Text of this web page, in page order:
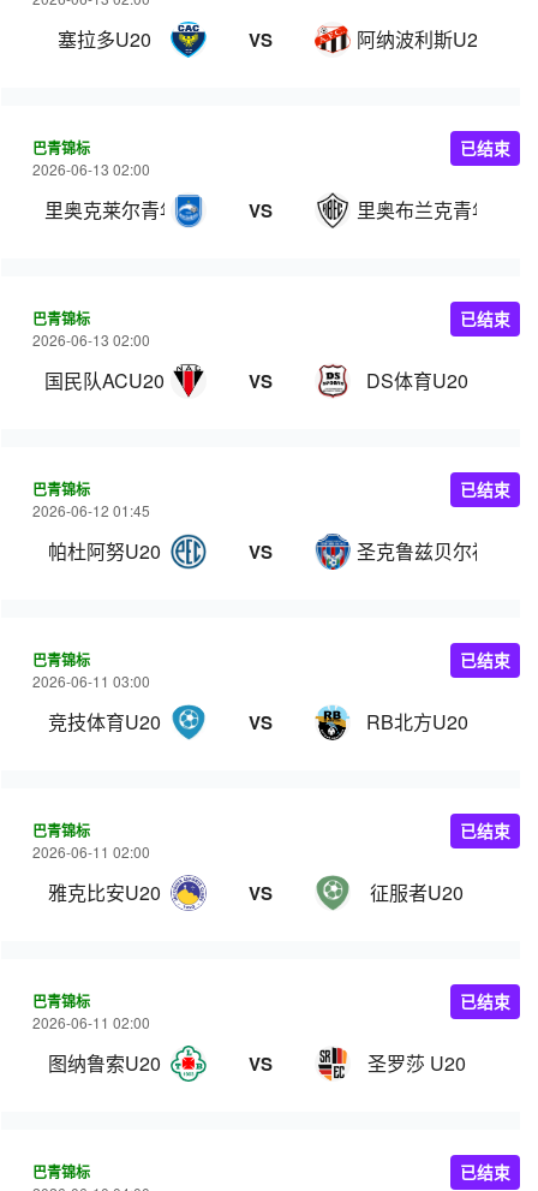
塞拉多U20 VS 阿纳波利斯U20
巴青锦标
2026-06-13 02:00
里奥克莱尔青年队 VS 里奥布兰克青年队
已结束
巴青锦标
2026-06-13 02:00
国民队ACU20 VS DS体育U20
已结束
巴青锦标
2026-06-12 01:45
帕杜阿努U20 VS 圣克鲁兹贝尔福罗舒
已结束
巴青锦标
2026-06-11 03:00
竞技体育U20 VS RB北方U20
已结束
巴青锦标
2026-06-11 02:00
雅克比安U20 VS 征服者U20
已结束
巴青锦标
2026-06-11 02:00
图纳鲁索U20 VS 圣罗莎 U20
已结束
巴青锦标 已结束